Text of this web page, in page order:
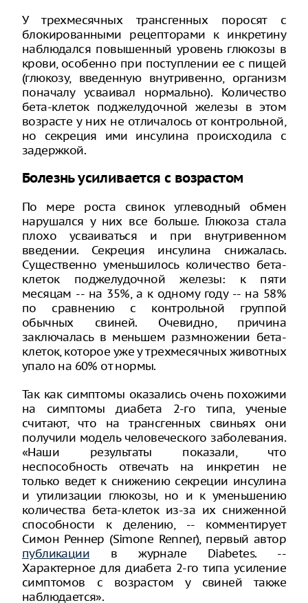
У трехмесячных трансгенных поросят с
блокированными рецепторами к инкретину
наблюдался повышенный уровень глюкозы в
крови, особенно при поступлении ее с пищей
(глюкозу, введенную внутривенно, организм
поначалу усваивал нормально). Количество
бета-клеток поджелудочной железы в этом
возрасте у них не отличалось от контрольной,
но секреция ими инсулина происходила с
задержкой.
Болезнь усиливается с возрастом
По мере роста свинок углеводный обмен
нарушался у них все больше. Глюкоза стала
плохо усваиваться и при внутривенном
введении. Секреция инсулина снижалась.
Существенно уменьшилось количество бета-
клеток поджелудочной железы: к пяти
месяцам -- на 35%, а к одному году -- на 58%
по сравнению с контрольной группой
обычных свиней. Очевидно, причина
заключалась в меньшем размножении бета-
клеток, которое уже у трехмесячных животных
упало на 60% от нормы.
Так как симптомы оказались очень похожими
на симптомы диабета 2-го типа, ученые
считают, что на трансгенных свиньях они
получили модель человеческого заболевания.
«Наши результаты показали, что
неспособность отвечать на инкретин не
только ведет к снижению секреции инсулина
и утилизации глюкозы, но и к уменьшению
количества бета-клеток из-за их сниженной
способности к делению, -- комментирует
Симон Реннер (Simone Renner), первый автор
публикации в журнале Diabetes. --
Характерное для диабета 2-го типа усиление
симптомов с возрастом у свиней также
наблюдается».